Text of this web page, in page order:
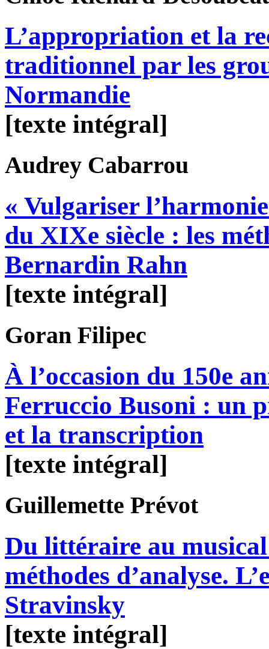
L’appropriation et la
traditionnel par les
Normandie
[texte intégral]
Audrey Cabarrou
« Vulgariser
du XIXe siècle : les
Bernardin Rahn
[texte intégral]
Goran Filipec
À l’occasion du 150e
Ferruccio Busoni : un
et la transcription
[texte intégral]
Guillemette Prévot
Du littéraire au
méthodes d’analyse.
Stravinsky
[texte intégral]